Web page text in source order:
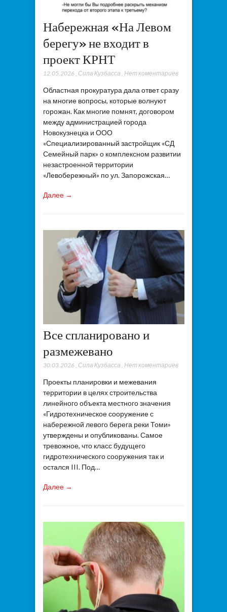
Набережная «На Левом
берегу» не входит в
проект КРНТ
12.05.2026 , Сила Кузбасса , Нет коментариев
Областная прокуратура дала ответ сразу
на многие вопросы, которые волнуют
горожан. Как многие помнят, договором
между администрацией города
Новокузнецка и ООО
«Специализированный застройщик «СД
Семейный парк» о комплексном развитии
незастроенной территории
«Левобережный» по ул. Запорожская…
Далее →
Все спланировано и
размежевано
30.03.2026 , Сила Кузбасса , Нет коментариев
Проекты планировки и межевания
территории в целях строительства
линейного объекта местного значения
«Гидротехническое сооружение с
набережной левого берега реки Томи»
утверждены и опубликованы. Самое
тревожное, что класс будущего
гидротехнического сооружения так и
остался III. Под…
Далее →